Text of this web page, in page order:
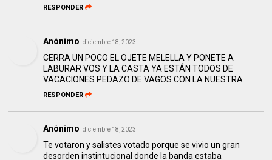
RESPONDER
Anónimo diciembre 18, 2023
CERRA UN POCO EL OJETE MELELLA Y PONETE A
LABURAR VOS Y LA CASTA YA ESTÁN TODOS DE
VACACIONES PEDAZO DE VAGOS CON LA NUESTRA
RESPONDER
Anónimo diciembre 18, 2023
Te votaron y salistes votado porque se vivio un gran
desorden instintucional donde la banda estaba